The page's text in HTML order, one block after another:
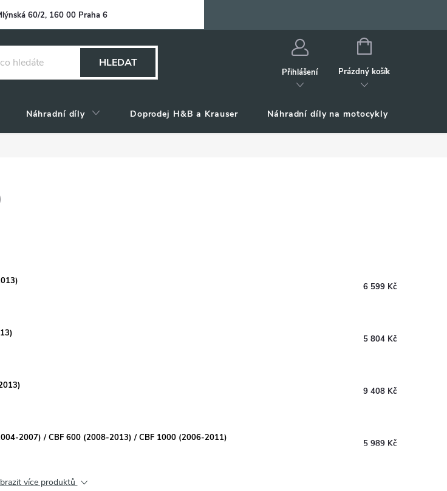
60/2, 160 00 Praha 6
HLEDAT
Přihlášení
NÁKUPNÍ
Prázdný košík
Náhradní díly Doprodej H&B a Krauser Náhradní díly na motocykly
6 599 Kč
5 804 Kč
9 408 Kč
2007) / CBF 600 (2008-2013) / CBF 1000 (2006-2011)
5 989 Kč
více produktů